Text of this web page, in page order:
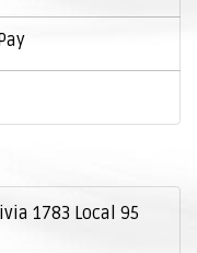
1783 Local 95